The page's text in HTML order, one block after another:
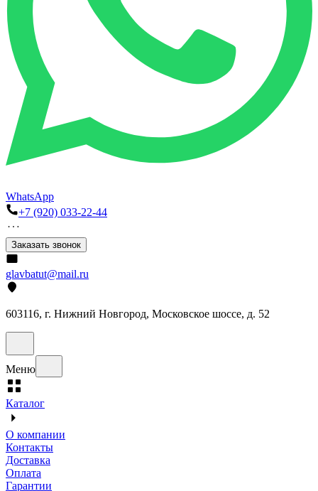
WhatsApp
+7 (920) 033-22-44
Заказать звонок
glavbatut@mail.ru
603116, г. Нижний Новгород, Московское шоссе, д. 52
Меню
Каталог
О компании
Контакты
Доставка
Оплата
Гарантии